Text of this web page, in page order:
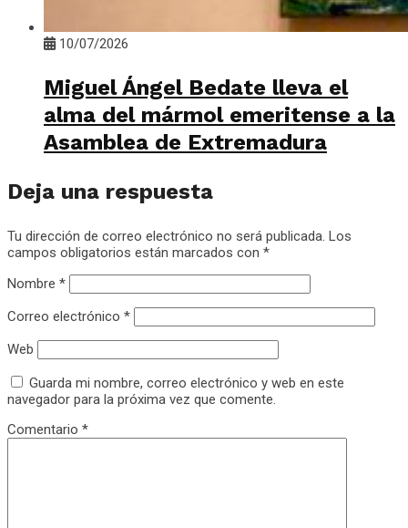
10/07/2026
Miguel Ángel Bedate lleva el
alma del mármol emeritense a la
Asamblea de Extremadura
Deja una respuesta
Tu dirección de correo electrónico no será publicada. Los
campos obligatorios están marcados con *
Nombre *
Correo electrónico *
Web
Guarda mi nombre, correo electrónico y web en este
navegador para la próxima vez que comente.
Comentario *